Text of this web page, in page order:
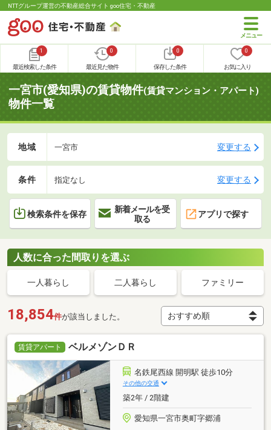
NTTグループ運営の不動産総合サイト goo住宅・不動産
1
最近検索した条件
0
最近見た物件
0
保存した条件
0
お気に入り
一宮市(愛知県)の賃貸物件(賃貸マンション・アパート)
物件一覧
地域 一宮市 変更する
条件 指定なし 変更する
検索条件を保存
新着メールを受
取る
アプリで探す
人数に合った間取りを選ぶ
一人暮らし 二人暮らし ファミリー
18,854件が該当しました。
賃貸アパート ベルメゾンＤＲ
名鉄尾西線 開明駅 徒歩10分
その他の交通
築2年 / 2階建
愛知県一宮市奥町字郷浦